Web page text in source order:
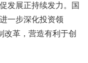
发展正持续发力。国
一步深化投资领
改革，营造有利于创